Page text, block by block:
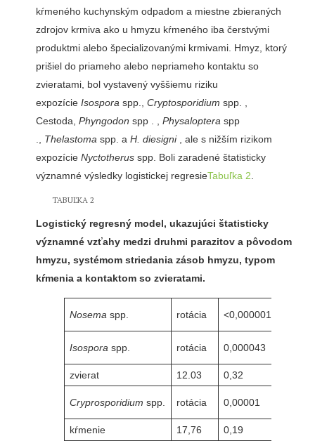
kŕmeného kuchynským odpadom a miestne zbieraných
zdrojov krmiva ako u hmyzu kŕmeného iba čerstvými
produktmi alebo špecializovanými krmivami. Hmyz, ktorý
prišiel do priameho alebo nepriameho kontaktu so
zvieratami, bol vystavený vyššiemu riziku
expozície Isosporaspp., Cryptosporidium spp. ,
Cestoda, Phyngodon spp . , Physalopteraspp
., Thelastomaspp. a H. diesigni, ale s nižším rizikom
expozície Nyctotherusspp. Boli zaradené štatisticky
významné výsledky logistickej regresieTabuľka 2.
TABUĽKA 2
Logistický regresný model, ukazujúci štatisticky
významné vzťahy medzi druhmi parazitov a pôvodom
hmyzu, systémom striedania zásob hmyzu, typom
kŕmenia a kontaktom so zvieratami.
Nosema spp. rotácia <0,000001
Isospora spp. rotácia 0,000043
zvierat 12.03 0,32
Cryprosporidium spp. rotácia 0,00001
kŕmenie 17,76 0,19